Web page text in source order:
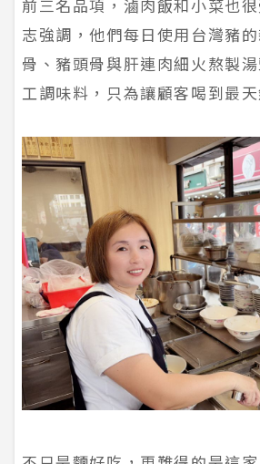
前三名品項，滷肉飯和小菜也
志強調，他們每日使用台灣豬
骨、豬頭骨與肝連肉細火熬製
工調味料，只為讓顧客喝到最